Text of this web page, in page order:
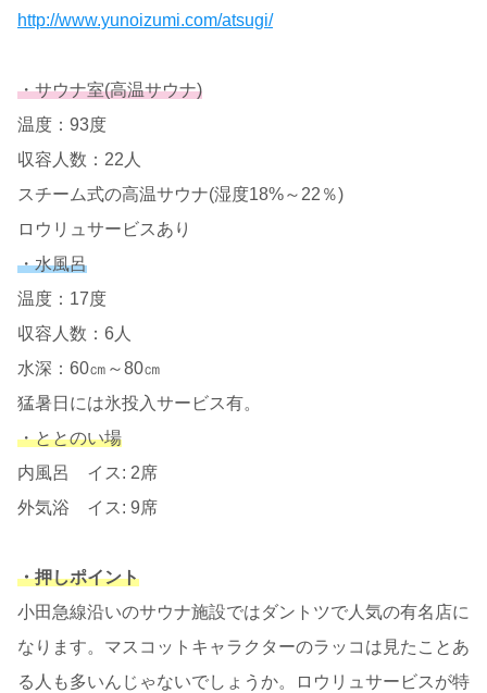
http://www.yunoizumi.com/atsugi/
・サウナ室(高温サウナ)
温度：93度
収容人数：22人
スチーム式の高温サウナ(湿度18%～22％)
ロウリュサービスあり
・水風呂
温度：17度
収容人数：6人
水深：60㎝～80㎝
猛暑日には氷投入サービス有。
・ととのい場
内風呂 イス: 2席
外気浴 イス: 9席
・押しポイント
小田急線沿いのサウナ施設ではダントツで人気の有名店に
なります。マスコットキャラクターのラッコは見たことあ
る人も多いんじゃないでしょうか。ロウリュサービスが特